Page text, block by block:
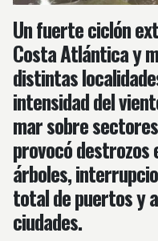
Un fuerte ciclón
Costa Atlántica y
distintas
intensidad del
mar sobre
provocó destrozos
árboles,
total de puertos y
ciudades.